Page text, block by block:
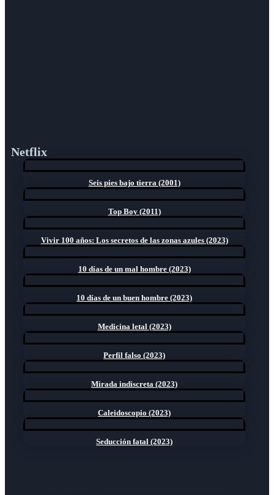
Netflix
Seis pies bajo tierra (2001)
Top Boy (2011)
Vivir 100 años: Los secretos de las zonas azules (2023)
10 días de un mal hombre (2023)
10 días de un buen hombre (2023)
Medicina letal (2023)
Perfil falso (2023)
Mirada indiscreta (2023)
Caleidoscopio (2023)
Seducción fatal (2023)